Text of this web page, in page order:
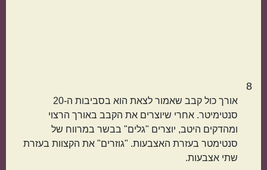
8
אורך כול קבב שאמור לצאת הוא בסביבות ה-20
סנטימיטר. אחרי שיוצרים את הקבב באורך הרצוי
ומהדקים היטב, יוצרים "גלים" בבשר במרווח של
סנטימטר בעזרת האצבעות. "גוזרים" את הקצוות בעזרת
שתי אצבעות.